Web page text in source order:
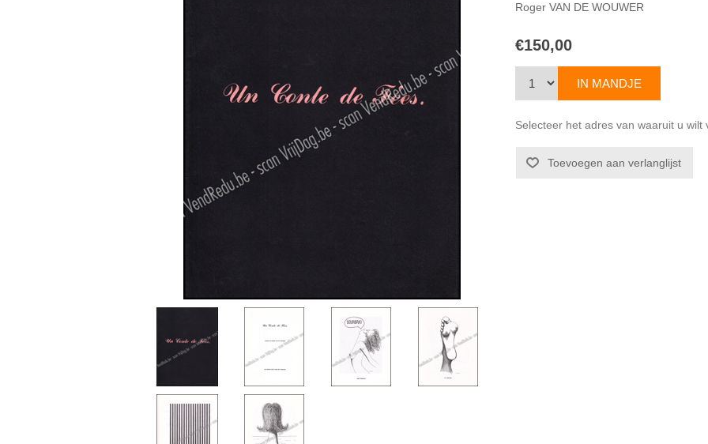
Roger VAN DE WOUWER
€150,00
Selecteer het adres van waaruit u wilt